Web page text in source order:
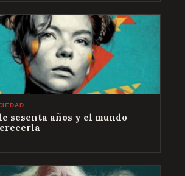
sesenta años y el mundo